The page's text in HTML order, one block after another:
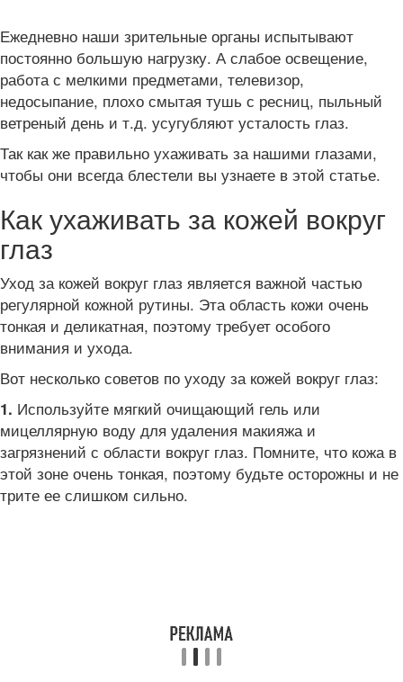
Ежедневно наши зрительные органы испытывают
постоянно большую нагрузку. А слабое освещение,
работа с мелкими предметами, телевизор,
недосыпание, плохо смытая тушь с ресниц, пыльный
ветреный день и т.д. усугубляют усталость глаз.
Так как же правильно ухаживать за нашими глазами,
чтобы они всегда блестели вы узнаете в этой статье.
Как ухаживать за кожей вокруг
глаз
Уход за кожей вокруг глаз является важной частью
регулярной кожной рутины. Эта область кожи очень
тонкая и деликатная, поэтому требует особого
внимания и ухода.
Вот несколько советов по уходу за кожей вокруг глаз:
1. Используйте мягкий очищающий гель или
мицеллярную воду для удаления макияжа и
загрязнений с области вокруг глаз. Помните, что кожа в
этой зоне очень тонкая, поэтому будьте осторожны и не
трите ее слишком сильно.